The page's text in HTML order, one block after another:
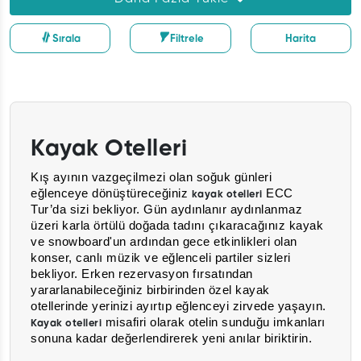
Sırala Filtrele Harita
Kayak Otelleri
Kış ayının vazgeçilmezi olan soğuk günleri
eğlenceye dönüştüreceğiniz
kayak otelleri ECC
Tur’da sizi bekliyor. Gün aydınlanır aydınlanmaz
üzeri karla örtülü doğada tadını çıkaracağınız kayak
ve snowboard'un ardından gece etkinlikleri olan
konser, canlı müzik ve eğlenceli partiler sizleri
bekliyor. Erken rezervasyon fırsatından
yararlanabileceğiniz birbirinden özel kayak
otellerinde yerinizi ayırtıp eğlenceyi zirvede yaşayın.
Kayak otelleri misafiri olarak otelin sunduğu imkanları
sonuna kadar değerlendirerek yeni anılar biriktirin.